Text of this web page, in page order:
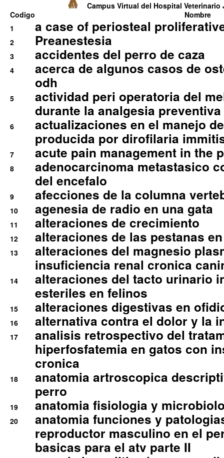
Campus Virtual del Hospital Veterinario
Codigo
Nombre
1
a case of periosteal
2 Preanestesia
3 accidentes del perro de caza
4
acerca de algunos casos de
odh
5
actividad peri operatoria del
durante la analgesia
6
actualizaciones en el manejo
producida por dirofilaria
7 acute pain management in the
8
adenocarcinoma metastasico
del encefalo
9 afecciones de la columna
10 agenesia de radio en una gata
11 alteraciones de crecimiento
12 alteraciones de las pestanas
13
alteraciones del magnesio
insuficiencia renal cronica
14
alteraciones del tacto urinario
esteriles en felinos
15 alteraciones digestivas en
16 alternativa contra el dolor y la
17
analisis retrospectivo del
hiperfosfatemia en gatos con
cronica
18
anatomia artroscopica
perro
19 anatomia fisiologia y
20
anatomia funciones y
reproductor masculino en el
basicas para el atv parte II